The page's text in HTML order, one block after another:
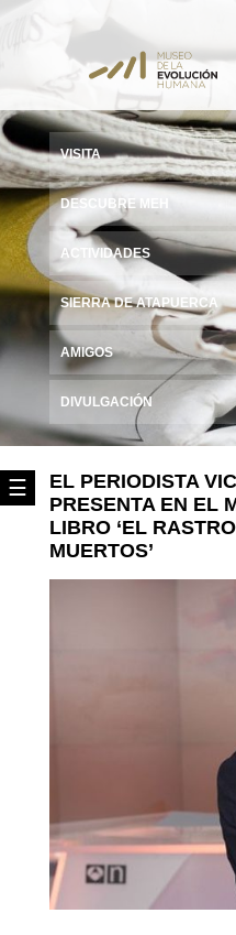
☰
VISITA
DESCUBRE MEH
ACTIVIDADES
SIERRA DE ATAPUERCA
AMIGOS
DIVULGACIÓN
EL PERIODISTA
PRESENTA EN EL
LIBRO ‘EL
MUERTOS’